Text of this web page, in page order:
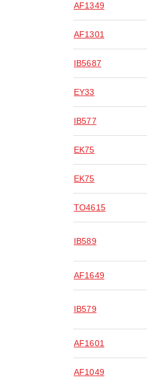
AF1349
AF1301
IB5687
EY33
IB577
EK75
EK75
TO4615
IB589
AF1649
IB579
AF1601
AF1049